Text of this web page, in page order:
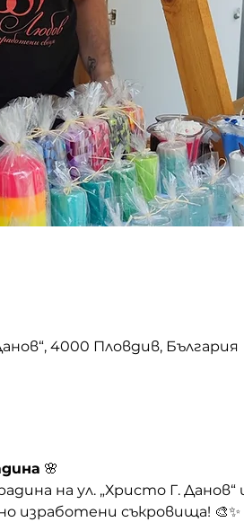
4000 Пловдив, България
🌸
на ул. „Христо Г. Данов“
изработени съкровища! 🎨✨